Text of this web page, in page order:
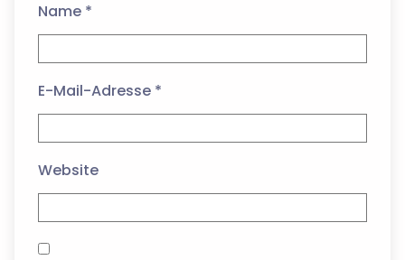
Name *
E-Mail-Adresse *
Website